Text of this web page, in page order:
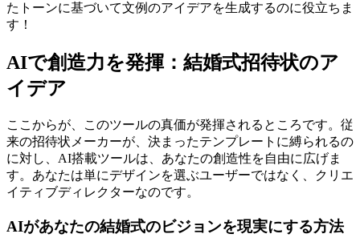
たトーンに基づいて文例のアイデアを生成するのに役立ちま
す！
AIで創造力を発揮：結婚式招待状のア
イデア
ここからが、このツールの真価が発揮されるところです。従
来の招待状メーカーが、決まったテンプレートに縛られるの
に対し、AI搭載ツールは、あなたの創造性を自由に広げま
す。あなたは単にデザインを選ぶユーザーではなく、クリエ
イティブディレクターなのです。
AIがあなたの結婚式のビジョンを現実にする方法